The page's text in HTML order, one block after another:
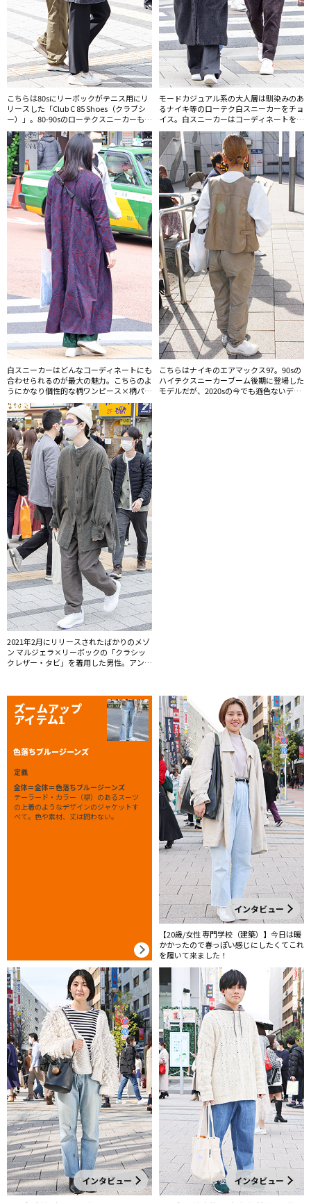
こちらは80sにリーボックがテニス用にリ
リースした「Club C 85 Shoes（クラブシ
ー）」。80-90sのローテクスニーカーも
続々と掘り起こされ、再リリースされてい
る。
モードカジュアル系の大人層は馴染みのあ
るナイキ等のローテク白スニーカーをチョ
イス。白スニーカーはコーディネートを選
ばず、差し色としても活躍、上品さがプラ
スできると万能なアイテムだ。
白スニーカーはどんなコーディネートにも
合わせられるのが最大の魅力。こちらのよ
うにかなり個性的な柄ワンピース×柄パン
ツの組み合わせにもマッチする。
こちらはナイキのエアマックス97。90sの
ハイテクスニーカーブーム後期に登場した
モデルだが、2020sの今でも遜色ないデザ
2021年2月にリリースされたばかりのメゾ
ン マルジェラ×リーボックの「クラシッ
クレザー・タビ」を着用した男性。アンニ
ズームアップ
アイテム1
色落ちブルージーンズ
定義
全体＝全体＝色落ちブルージーンズ
テーラード・カラー（襟）のあるスーツ
の上着のようなデザインのジャケットす
べて。色や素材、丈は問わない。
インタビュー
【20歳/女性 専門学校（建築）】今日は暖
かかったので春っぽい感じにしたくてこれ
を履いて来ました！
インタビュー インタビュー